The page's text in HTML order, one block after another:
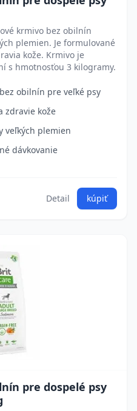
krmivo bez obilnín
plemien. Je formulované
kože. Krmivo je
s hmotnosťou 3 kilogramy.
obilnín pre veľké psy
zdravie kože
veľkých plemien
dávkovanie
Detail kúpiť
pre dospelé psy